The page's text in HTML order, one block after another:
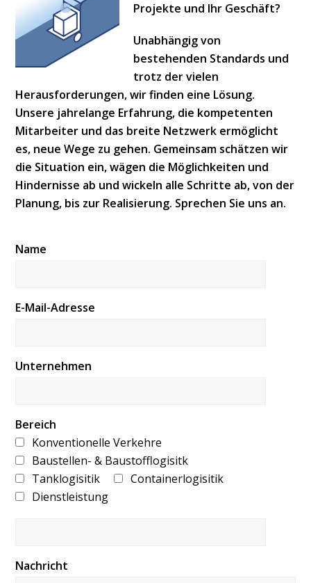
Projekte und Ihr Geschäft?
Unabhängig von
bestehenden Standards und
trotz der vielen
Herausforderungen, wir finden eine Lösung.
Unsere jahrelange Erfahrung, die kompetenten
Mitarbeiter und das breite Netzwerk ermöglicht
es, neue Wege zu gehen. Gemeinsam schätzen wir
die Situation ein, wägen die Möglichkeiten und
Hindernisse ab und wickeln alle Schritte ab, von der
Planung, bis zur Realisierung. Sprechen Sie uns an.
Name
E-Mail-Adresse
Unternehmen
Bereich
Konventionelle Verkehre
Baustellen- & Baustofflogisitk
Tanklogisitik
Containerlogisitik
Dienstleistung
Nachricht